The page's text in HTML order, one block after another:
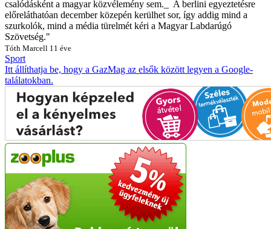
csalódásként a magyar közvélemény sem._
A berlini egyeztetésre
előreláthatóan december közepén kerülhet sor, így addig mind a
szurkolók, mind a média türelmét kéri a Magyar Labdarúgó
Szövetség."
Tóth Marcell 11 éve
Sport
Itt állíthatja be, hogy a GazMag az elsők között legyen a Google-
találatokban.